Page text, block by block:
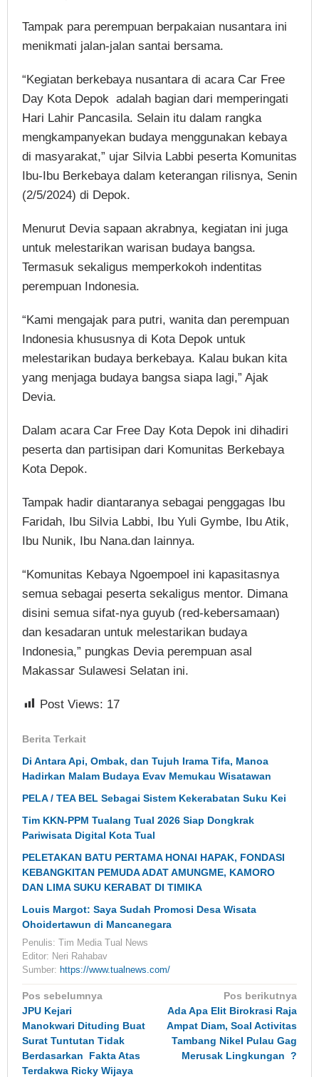
Tampak para perempuan berpakaian nusantara ini
menikmati jalan-jalan santai bersama.
“Kegiatan berkebaya nusantara di acara Car Free
Day Kota Depok adalah bagian dari memperingati
Hari Lahir Pancasila. Selain itu dalam rangka
mengkampanyekan budaya menggunakan kebaya
di masyarakat,” ujar Silvia Labbi peserta Komunitas
Ibu-Ibu Berkebaya dalam keterangan rilisnya, Senin
(2/5/2024) di Depok.
Menurut Devia sapaan akrabnya, kegiatan ini juga
untuk melestarikan warisan budaya bangsa.
Termasuk sekaligus memperkokoh indentitas
perempuan Indonesia.
“Kami mengajak para putri, wanita dan perempuan
Indonesia khususnya di Kota Depok untuk
melestarikan budaya berkebaya. Kalau bukan kita
yang menjaga budaya bangsa siapa lagi,” Ajak
Devia.
Dalam acara Car Free Day Kota Depok ini dihadiri
peserta dan partisipan dari Komunitas Berkebaya
Kota Depok.
Tampak hadir diantaranya sebagai penggagas Ibu
Faridah, Ibu Silvia Labbi, Ibu Yuli Gymbe, Ibu Atik,
Ibu Nunik, Ibu Nana.dan lainnya.
“Komunitas Kebaya Ngoempoel ini kapasitasnya
semua sebagai peserta sekaligus mentor. Dimana
disini semua sifat-nya guyub (red-kebersamaan)
dan kesadaran untuk melestarikan budaya
Indonesia,” pungkas Devia perempuan asal
Makassar Sulawesi Selatan ini.
Post Views: 17
Berita Terkait
Di Antara Api, Ombak, dan Tujuh Irama Tifa, Manoa
Hadirkan Malam Budaya Evav Memukau Wisatawan
PELA / TEA BEL Sebagai Sistem Kekerabatan Suku Kei
Tim KKN-PPM Tualang Tual 2026 Siap Dongkrak
Pariwisata Digital Kota Tual
PELETAKAN BATU PERTAMA HONAI HAPAK, FONDASI
KEBANGKITAN PEMUDA ADAT AMUNGME, KAMORO
DAN LIMA SUKU KERABAT DI TIMIKA
Louis Margot: Saya Sudah Promosi Desa Wisata
Ohoidertawun di Mancanegara
Penulis: Tim Media Tual News
Editor: Neri Rahabav
Sumber: https://www.tualnews.com/
Navigasi
pos
Pos sebelumnya
JPU Kejari
Manokwari Dituding Buat
Surat Tuntutan Tidak
Berdasarkan Fakta Atas
Terdakwa Ricky Wijaya
Pos berikutnya
Ada Apa Elit Birokrasi Raja
Ampat Diam, Soal Activitas
Tambang Nikel Pulau Gag
Merusak Lingkungan ?